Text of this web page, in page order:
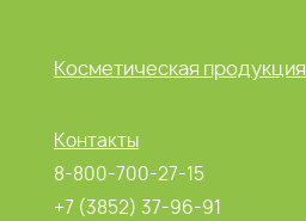
Косметическая продукция
Контакты
8-800-700-27-15
+7 (3852) 37-96-91